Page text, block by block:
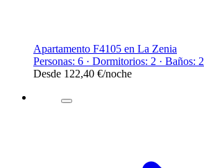
Apartamento F4105 en La Zenia
Personas: 6 · Dormitorios: 2 · Baños: 2
Desde 122,40 €/noche